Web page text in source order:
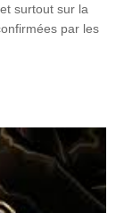
surtout sur la
par les